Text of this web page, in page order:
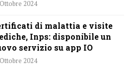
2024
di malattia e visite
Inps: disponibile un
servizio su app IO
2024